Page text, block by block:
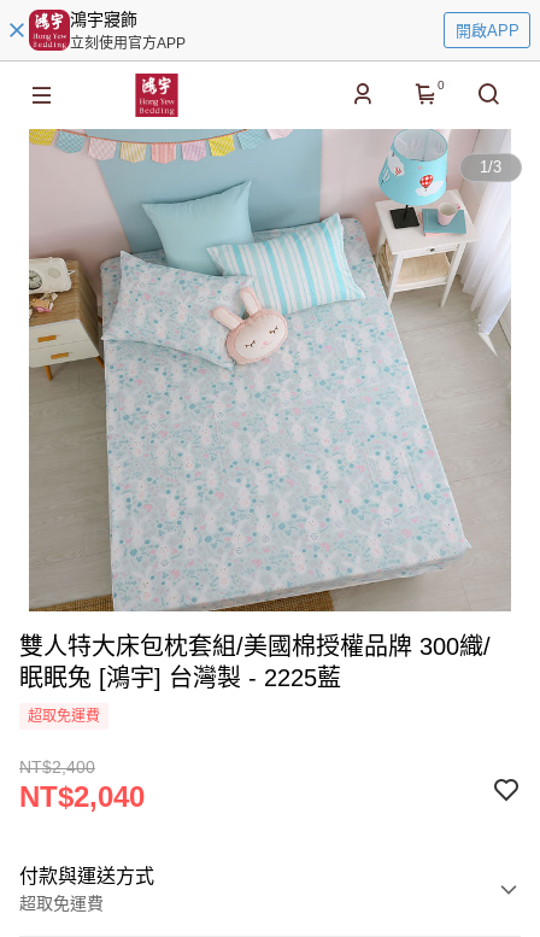
鴻宇寢飾
立刻使用官方APP
開啟APP
0
1/3
雙人特大床包枕套組/美國棉授權品牌 300織/
眠眠兔 [鴻宇] 台灣製 - 2225藍
超取免運費
NT$2,400
NT$2,040
付款與運送方式
超取免運費